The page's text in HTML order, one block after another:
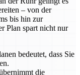
– von der
bis hin zur
Plan spart nicht nur
bedeutet, dass Sie
die